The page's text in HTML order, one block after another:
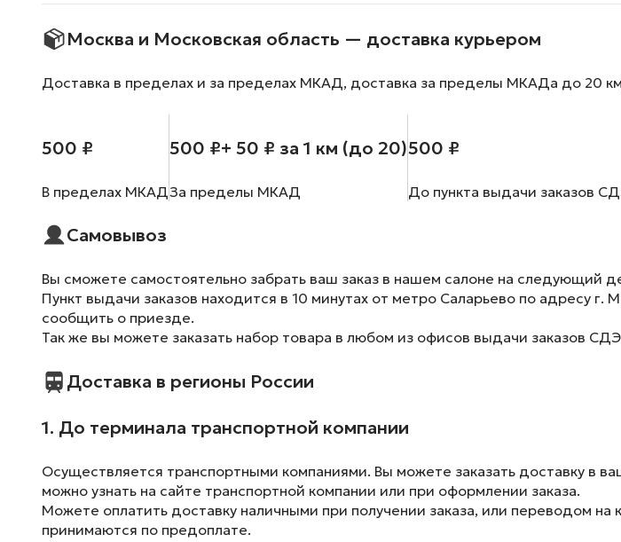
Москва и Московская область — доставка курьером
Доставка в пределах и за пределах МКАД, доставка за пределы МКАДа до 20
500 ₽
В пределах МКАД
500 ₽+ 50 ₽ за 1 км (до 20)
За пределы МКАД
500 ₽
До пункта выдачи заказов
Самовывоз
Вы сможете самостоятельно забрать ваш заказ в нашем салоне на следующий
Пункт выдачи заказов находится в 10 минутах от метро Саларьево по адресу
сообщить о приезде.
Так же вы можете заказать набор товара в любом из офисов выдачи заказов
Доставка в регионы России
1. До терминала транспортной компании
Осуществляется транспортными компаниями. Вы можете заказать доставку в
можно узнать на сайте транспортной компании или при оформлении заказа.
Можете оплатить доставку наличными при получении заказа, или переводом
принимаются по предоплате.